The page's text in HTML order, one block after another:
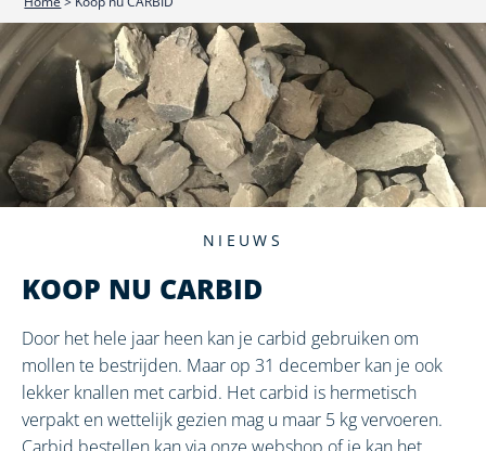
NIEUWS
KOOP NU CARBID
Door het hele jaar heen kan je carbid gebruiken om
mollen te bestrijden. Maar op 31 december kan je ook
lekker knallen met carbid. Het carbid is hermetisch
verpakt en wettelijk gezien mag u maar 5 kg vervoeren.